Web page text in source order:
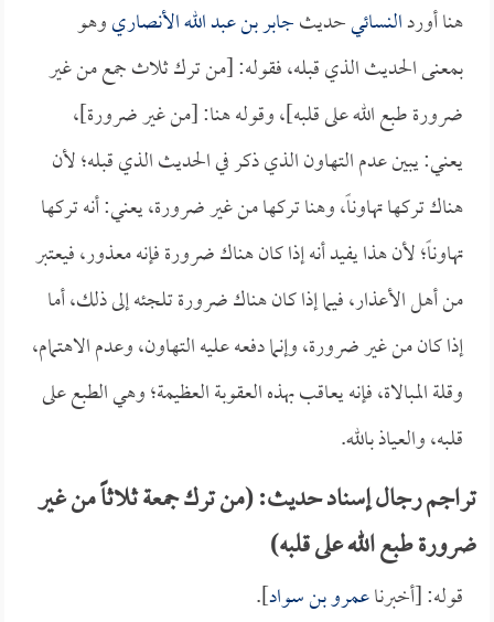
هنا أوردالنسائيحديثجابر بن عبد الله الأنصاريوهو
بمعنى الحديث الذي قبله، فقوله: [من ترك ثلاث جمع من غير
ضرورة طبع الله على قلبه]، وقوله هنا: [من غير ضرورة]،
يعني: يبين عدم التهاون الذي ذكر في الحديث الذي قبله؛ لأن
هناك تركها تهاوناً، وهنا تركها من غير ضرورة، يعني: أنه تركها
تهاوناً؛ لأن هذا يفيد أنه إذا كان هناك ضرورة فإنه معذور، فيعتبر
من أهل الأعذار، فيما إذا كان هناك ضرورة تلجئه إلى ذلك، أما
إذا كان من غير ضرورة، وإنما دفعه عليه التهاون، وعدم الاهتمام،
وقلة المبالاة، فإنه يعاقب بهذه العقوبة العظيمة؛ وهي الطبع على
قلبه، والعياذ بالله.
تراجم رجال إسناد حديث: (من ترك جمعة ثلاثاً من غير
ضرورة طبع الله على قلبه)
قوله: [أخبرناعمرو بن سواد].